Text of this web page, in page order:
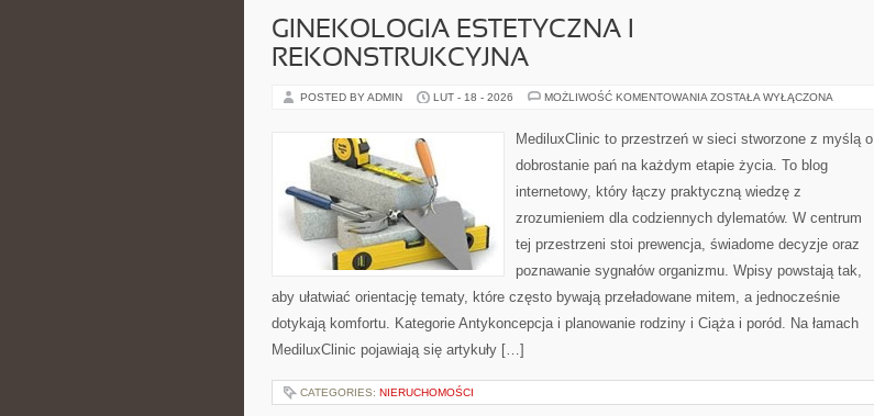
GINEKOLOGIA ESTETYCZNA I
REKONSTRUKCYJNA
POSTED BY ADMIN LUT - 18 - 2026 MOŻLIWOŚĆ KOMENTOWANIA GINEKOLOGIA
REKONSTRUKCYJNA
ZOSTAŁA WYŁĄCZONA
MediluxClinic to przestrzeń w sieci stworzone z myślą o
dobrostanie pań na każdym etapie życia. To blog
internetowy, który łączy praktyczną wiedzę z
zrozumieniem dla codziennych dylematów. W centrum
tej przestrzeni stoi prewencja, świadome decyzje oraz
poznawanie sygnałów organizmu. Wpisy powstają tak,
aby ułatwiać orientację tematy, które często bywają przeładowane mitem, a jednocześnie
dotykają komfortu. Kategorie Antykoncepcja i planowanie rodziny i Ciąża i poród. Na łamach
MediluxClinic pojawiają się artykuły […]
CATEGORIES: NIERUCHOMOŚCI